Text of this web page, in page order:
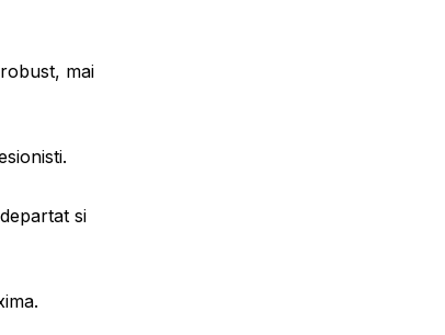
mai
si